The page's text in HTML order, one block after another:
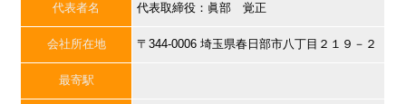
代表者名 代表取締役：眞部 覚正
会社所在地 〒344-0006 埼玉県春日部市八丁目２１９－２
最寄駅